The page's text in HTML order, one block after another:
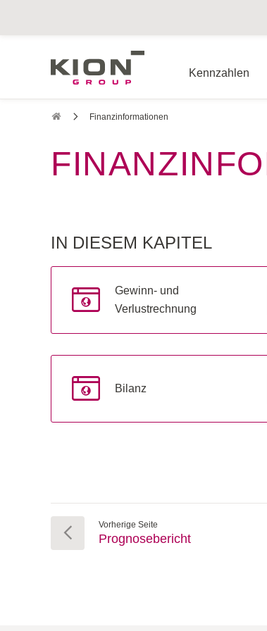
Geschäftsbericht 2018
Kennzahlen
Finanz­informationen
IN DIESEM KAPITEL
Gewinn- und
Verlustrechnung
Bilanz
Vorherige Seite
Prognosebericht